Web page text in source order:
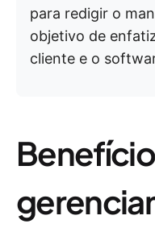
para redigir o
objetivo de
cliente e o